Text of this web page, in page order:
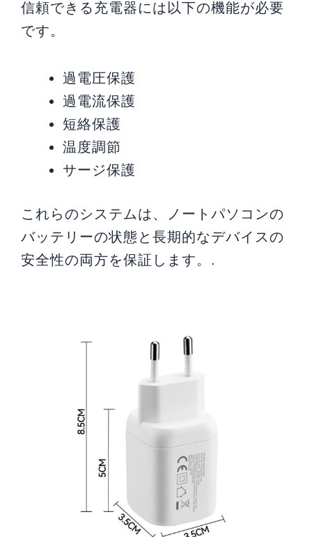
信頼できる充電器には以下の機能が必要
です。
過電圧保護
過電流保護
短絡保護
温度調節
サージ保護
これらのシステムは、ノートパソコンの
バッテリーの状態と長期的なデバイスの
安全性の両方を保証します。.